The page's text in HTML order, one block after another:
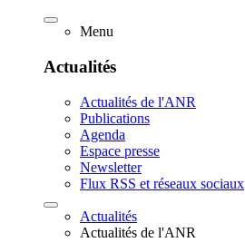
Menu
Actualités
Actualités de l'ANR
Publications
Agenda
Espace presse
Newsletter
Flux RSS et réseaux sociaux
Actualités
Actualités de l'ANR